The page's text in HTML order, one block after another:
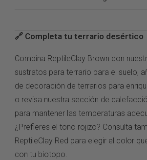
🔗 Completa tu terrario desértico
Combina ReptileClay Brown con
sustratos para terrario para el suelo,
de decoración de terrarios para
o revisa nuestra sección de
para mantener las temperaturas
¿Prefieres el tono rojizo? Consulta
ReptileClay Red para elegir el color
con tu biotopo.